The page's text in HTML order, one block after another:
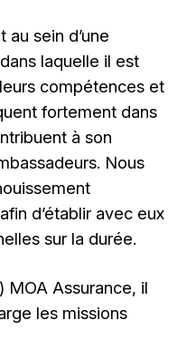
sein d’une
laquelle il est
compétences et
fortement dans
à son
Nous
d’établir avec eux
sur la durée.
MOA Assurance, il
les missions